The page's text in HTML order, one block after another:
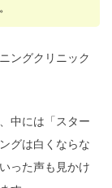
ングクリニック
中には「スター
グは白くならな
った声も見かけ